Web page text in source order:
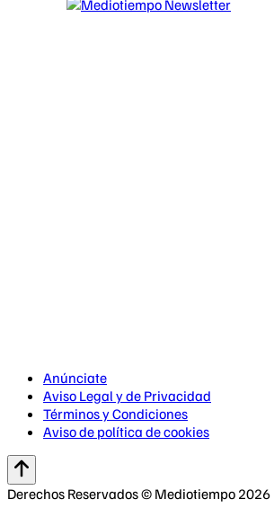
Anúnciate
Aviso Legal y de Privacidad
Términos y Condiciones
Aviso de política de cookies
Derechos Reservados © Mediotiempo 2026